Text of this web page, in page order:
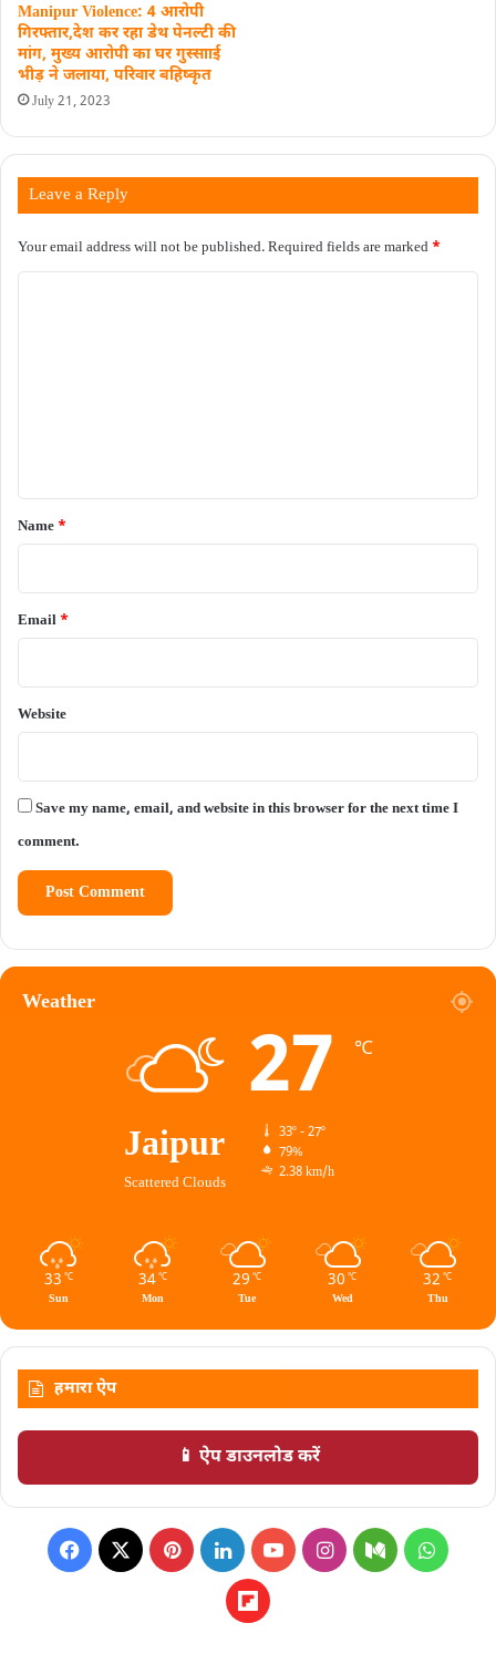
Manipur Violence: 4 आरोपी
गिरफ्तार,देश कर रहा डेथ पेनल्टी की
मांग, मुख्‍य आरोपी का घर गुस्‍सााई
भीड़ ने जलाया, परिवार बहिष्‍कृत
July 21, 2023
Leave a Reply
Your email address will not be published.Required fields are marked *
*
Name *
Email *
Website
Save my name, email, and website in this browser for the next time I
comment.
Weather
Jaipur
Scattered Clouds
27 ℃
33º - 27º
79%
2.38 km/h
33 ℃
Sun
34 ℃
Mon
29 ℃
Tue
30 ℃
Wed
32 ℃
Thu
हमारा ऐप
📱 ऐप डाउनलोड करें